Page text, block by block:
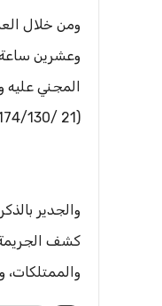
ومن خلال
وعشرين ساعة
(21 /174/130) من القانون الجنائي.
والجدير
كشف الجريمة
والممتلكات،